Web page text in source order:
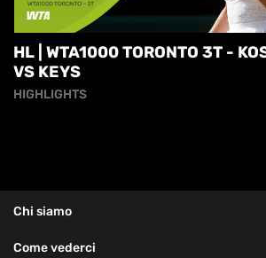
HL | WTA1000 TORONTO 3T -
VS KEYS
HIGHLIGHTS
Chi siamo
Come vederci